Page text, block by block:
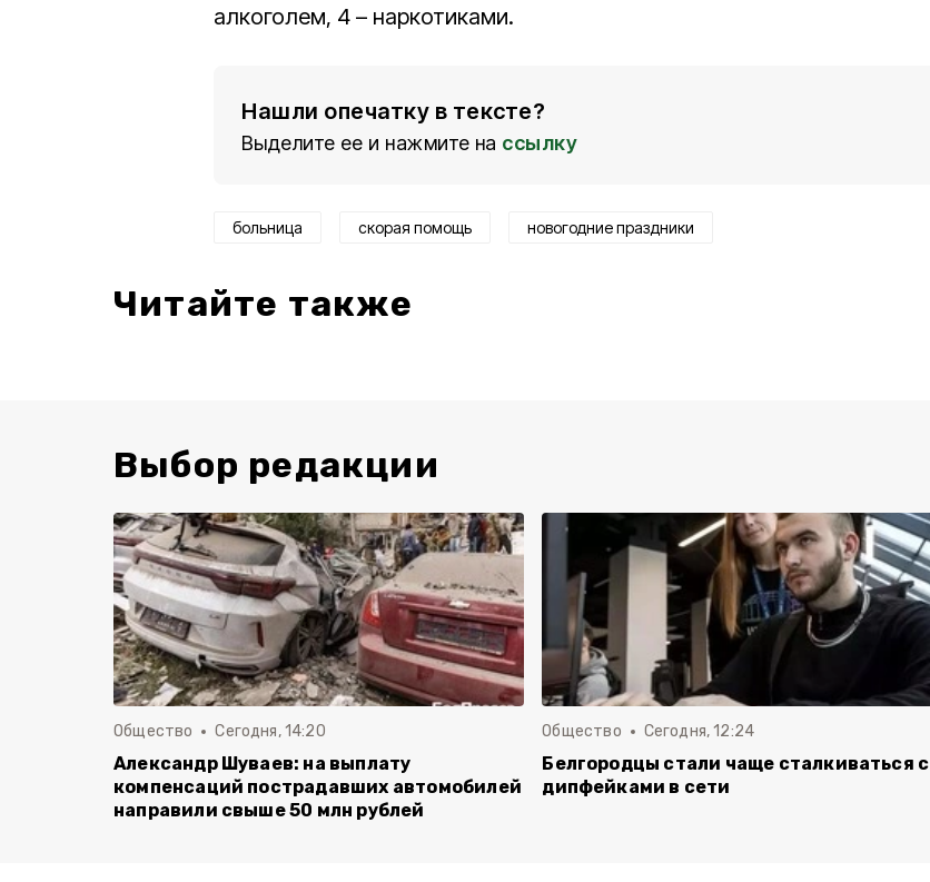
алкоголем, 4 – наркотиками.
Нашли опечатку в тексте?
Выделите ее и нажмите на ссылку
больница скорая помощь новогодние праздники
Читайте также
Выбор редакции
Общество Сегодня, 14:20
Александр Шуваев: на выплату
компенсаций пострадавших автомобилей
направили свыше 50 млн рублей
Общество Сегодня, 12:24
Белгородцы стали чаще сталкиваться с
дипфейками в сети